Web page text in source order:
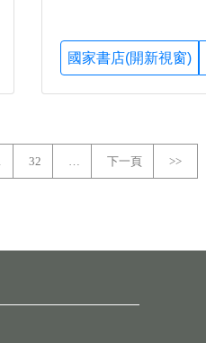
國家書店(開新視窗)
32 下一頁 >>